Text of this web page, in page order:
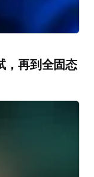
，再到全固态